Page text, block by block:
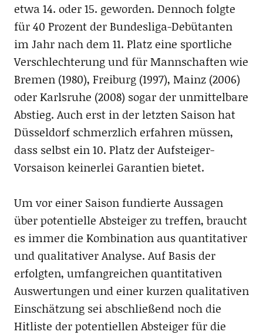
etwa 14. oder 15. geworden. Dennoch folgte
für 40 Prozent der Bundesliga-Debütanten
im Jahr nach dem 11. Platz eine sportliche
Verschlechterung und für Mannschaften wie
Bremen (1980), Freiburg (1997), Mainz (2006)
oder Karlsruhe (2008) sogar der unmittelbare
Abstieg. Auch erst in der letzten Saison hat
Düsseldorf schmerzlich erfahren müssen,
dass selbst ein 10. Platz der Aufsteiger-
Vorsaison keinerlei Garantien bietet.
Um vor einer Saison fundierte Aussagen
über potentielle Absteiger zu treffen, braucht
es immer die Kombination aus quantitativer
und qualitativer Analyse. Auf Basis der
erfolgten, umfangreichen quantitativen
Auswertungen und einer kurzen qualitativen
Einschätzung sei abschließend noch die
Hitliste der potentiellen Absteiger für die